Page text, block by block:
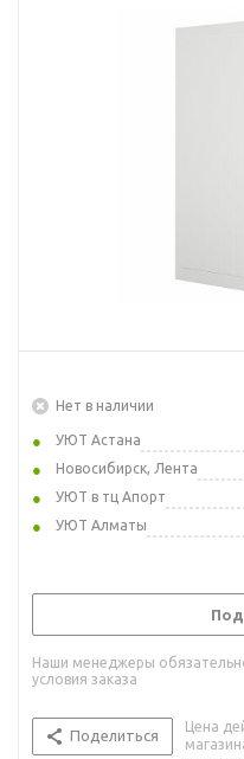
Нет в наличии
УЮТ Астана
Новосибирск, Лента
УЮТ в тц Апорт
УЮТ Алматы
Под
Наши менеджеры
условия заказа
Поделиться
Цена